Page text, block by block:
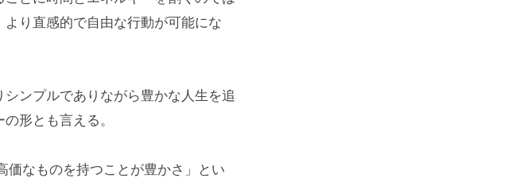
り直感的で自由な行動が可能にな
ンプルでありながら豊かな人生を追
形とも言える。
価なものを持つことが豊かさ」とい